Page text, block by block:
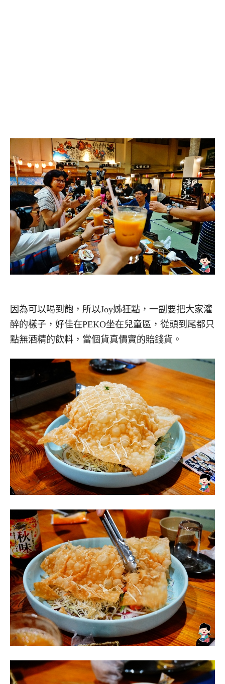
因為可以喝到飽，所以Joy姊狂點，一副要把大家灌
醉的樣子，好佳在PEKO坐在兒童區，從頭到尾都只
點無酒精的飲料，當個貨真價實的賠錢貨。